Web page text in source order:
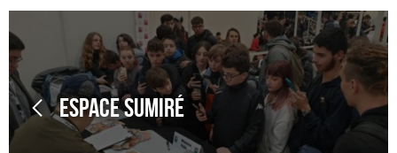
Espace Sumiré